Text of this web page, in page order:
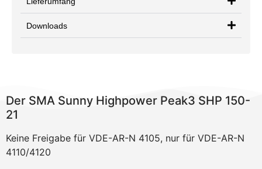
Downloads
Der SMA Sunny Highpower Peak3 SHP 150-
21
Keine Freigabe für VDE-AR-N 4105, nur für VDE-AR-N
4110/4120